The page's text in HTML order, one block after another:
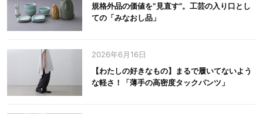
規格外品の価値を‟見直す”。工芸の入り口とし
ての「みなおし品」
2026年6月16日
【わたしの好きなもの】まるで履いてないよう
な軽さ！「薄手の高密度タックパンツ」